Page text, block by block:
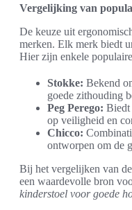
Vergelijking van
De keuze uit
merken. Elk merk biedt
Hier zijn enkele
Stokke: Bekend
goede zithouding
Peg Perego: Biedt
op veiligheid en
Chicco:
ontworpen om de
Bij het vergelijken van
een waardevolle bron
kinderstoel voor goede